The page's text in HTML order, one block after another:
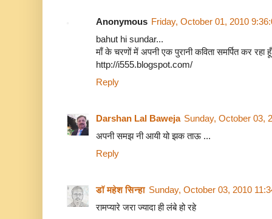
Anonymous Friday, October 01, 2010
bahut hi sundar...
माँ के चरणों में अपनी एक पुरानी कविता समर्पित कर रहा
http://i555.blogspot.com/
Reply
Darshan Lal Baweja Sunday, October 03,
अपनी समझ नी आयी यो झक ताऊ ...
Reply
डॉ महेश सिन्हा Sunday, October 03, 2010
रामप्यारे जरा ज्यादा ही लंबे हो रहे